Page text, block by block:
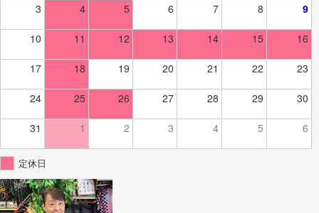
3 4 5 6 7 8 9
10 11 12 13 14 15 16
17 18 19 20 21 22 23
24 25 26 27 28 29 30
31 1 2 3 4 5 6
定休日